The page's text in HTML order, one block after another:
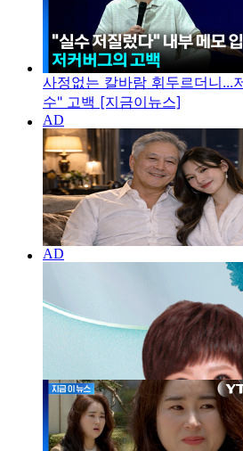
사정없는 칼바람 휘두르더니...
수" 고백 [지금이뉴스]